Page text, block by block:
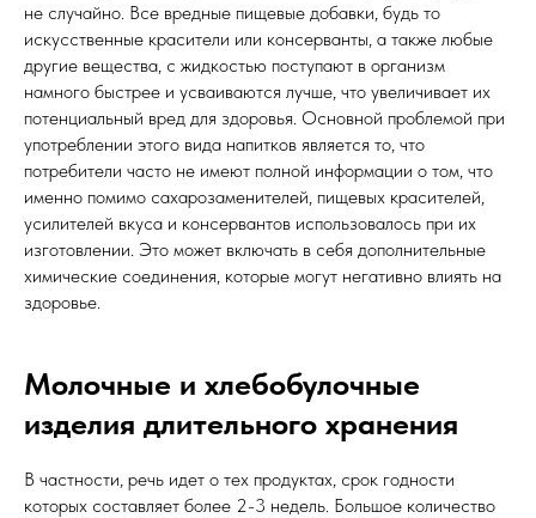
не случайно. Все вредные пищевые добавки, будь то
искусственные красители или консерванты, а также любые
другие вещества, с жидкостью поступают в организм
намного быстрее и усваиваются лучше, что увеличивает их
потенциальный вред для здоровья. Основной проблемой при
употреблении этого вида напитков является то, что
потребители часто не имеют полной информации о том, что
именно помимо сахарозаменителей, пищевых красителей,
усилителей вкуса и консервантов использовалось при их
изготовлении. Это может включать в себя дополнительные
химические соединения, которые могут негативно влиять на
здоровье.
Молочные и хлебобулочные
изделия длительного хранения
В частности, речь идет о тех продуктах, срок годности
которых составляет более 2-3 недель. Большое количество